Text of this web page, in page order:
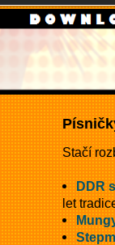
Stačí
DDR
let